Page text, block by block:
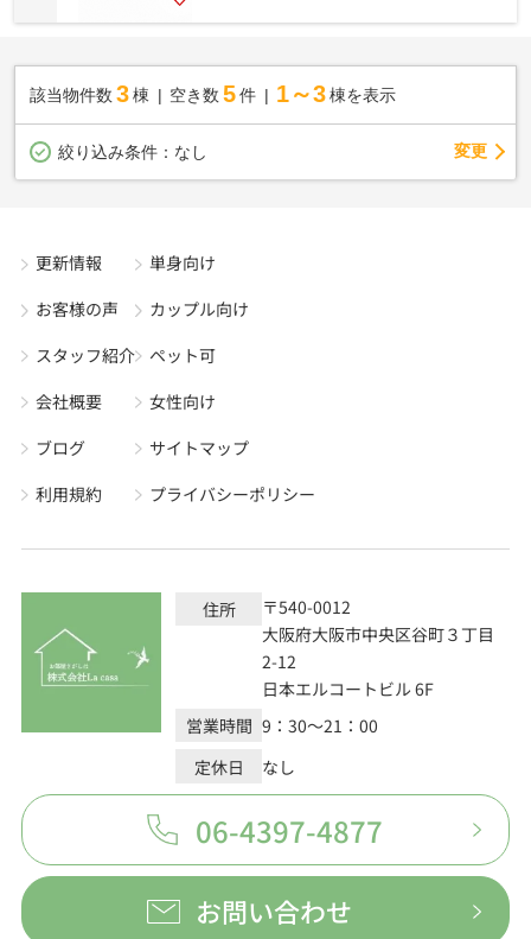
該当物件数 3棟 空き数 5 件 1～3 棟を表示
絞り込み条件： なし 変更
更新情報
お客様の声
スタッフ紹介
会社概要
ブログ
利用規約
単身向け
カップル向け
ペット可
女性向け
サイトマップ
プライバシーポリシー
住所
〒540-0012
大阪府大阪市中央区谷町３丁目
2-12
日本エルコートビル 6F
営業時間 9：30～21：00
定休日
なし
06-4397-4877
お問い合わせ